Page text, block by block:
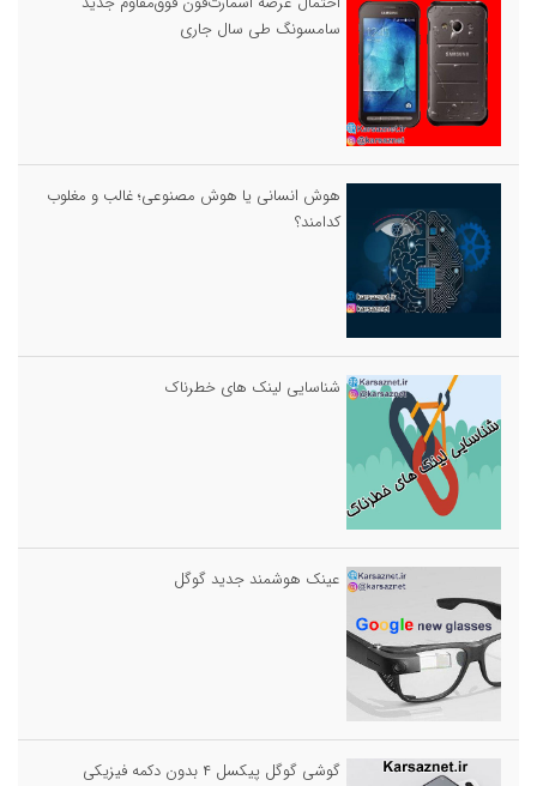
سامسونگ طی سال جاری
هوش انسانی یا هوش مصنوعی؛ غالب و مغلوب
کدامند؟
شناسایی لینک های خطرناک
عینک هوشمند جدید گوگل
گوشی گوگل پیکسل ۴ بدون دکمه فیزیکی